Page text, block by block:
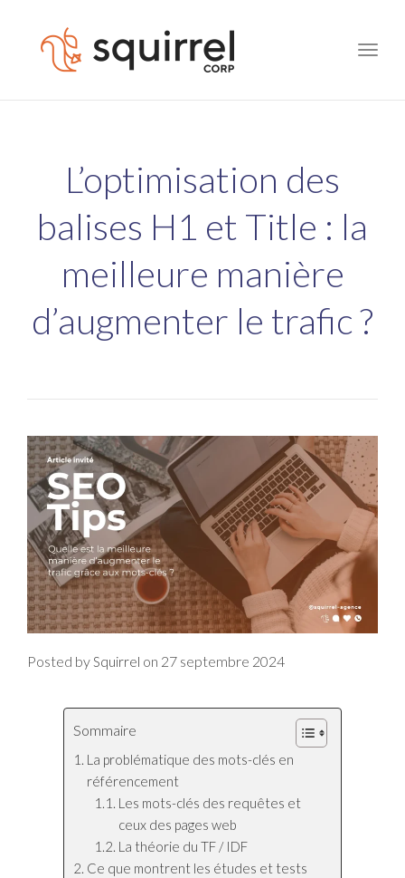
Toggle
L’optimisation des
balises H1 et Title : la
meilleure manière
d’augmenter le trafic ?
Posted bySquirrel on 27 septembre 2024
Sommaire
La problématique des mots-clés en
référencement
Les mots-clés des requêtes et
ceux des pages web
La théorie du TF / IDF
Ce que montrent les études et tests